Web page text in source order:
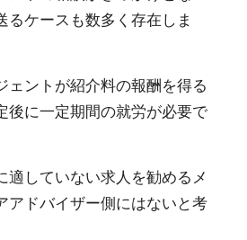
るケースも数多く存在しま
ェントが紹介料の報酬を得る
後に一定期間の就労が必要で
適していない求人を勧めるメ
アドバイザー側にはないと考